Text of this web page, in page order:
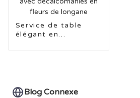
Service de table
élégant en
Blog Connexe